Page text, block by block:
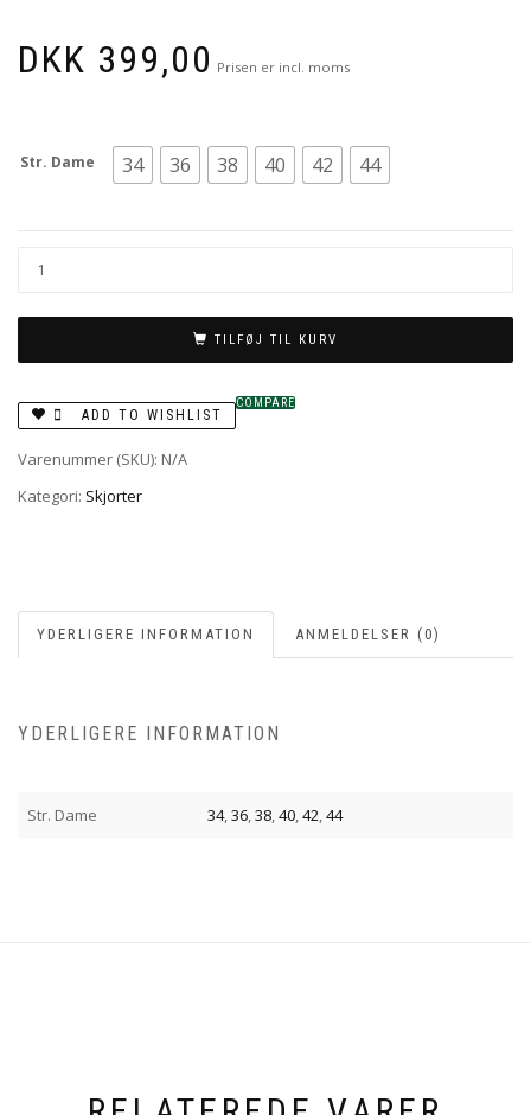
DKK 399,00 Prisen er incl. moms
Str. Dame 34 36 38 40 42 44
TILFØJ TIL KURV
ADD TO WISHLIST
COMPARE
Varenummer (SKU): N/A
Kategori: Skjorter
YDERLIGERE INFORMATION ANMELDELSER (0)
YDERLIGERE INFORMATION
Str. Dame 34, 36 38 40 42 44